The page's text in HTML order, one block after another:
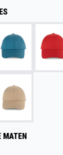
MATEN